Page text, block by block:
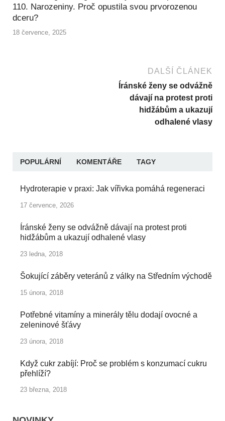
110. Narozeniny. Proč opustila svou prvorozenou
dceru?
18 července, 2025
DALŠÍ ČLÁNEK
Íránské ženy se odvážně
dávají na protest proti
hidžábům a ukazují
odhalené vlasy
POPULÁRNÍ KOMENTÁŘE TAGY
Hydroterapie v praxi: Jak vířivka pomáhá regeneraci
17 července, 2026
Íránské ženy se odvážně dávají na protest proti
hidžábům a ukazují odhalené vlasy
23 ledna, 2018
Šokující záběry veteránů z války na Středním východě
15 února, 2018
Potřebné vitamíny a minerály tělu dodají ovocné a
zeleninové šťávy
23 února, 2018
Když cukr zabíjí: Proč se problém s konzumací cukru
přehlíží?
23 března, 2018